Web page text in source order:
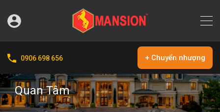
0906 698 656 + Chuyển nhượng
Quan Tâm